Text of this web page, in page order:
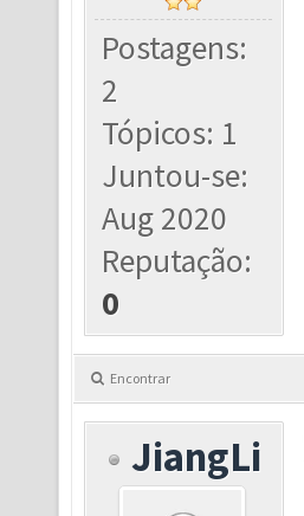
Postagens:
2
Tópicos: 1
Juntou-se:
Aug 2020
Reputação:
0
Encontrar
JiangLi